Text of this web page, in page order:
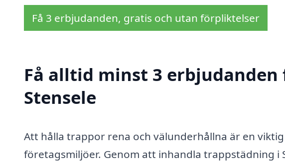
Få 3 erbjudanden, gratis och utan förpliktelser
Få alltid minst 3
Stensele
Att hålla trappor rena och välunderhållna är en
företagsmiljöer. Genom att inhandla trappstädning i